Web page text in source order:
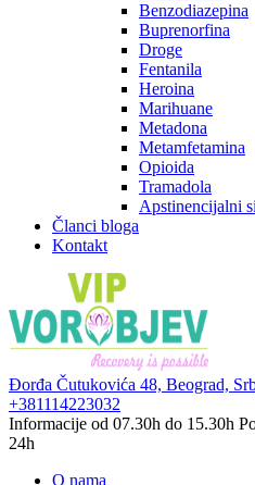
Benzodiazepina
Buprenorfina
Droge
Fentanila
Heroina
Marihuane
Metadona
Metamfetamina
Opioida
Tramadola
Apstinencijalni
Članci bloga
Kontakt
Đorđa Čutukovića 48, Beograd,
+381114223032
Informacije od 07.30h do 15.30h
24h
O nama